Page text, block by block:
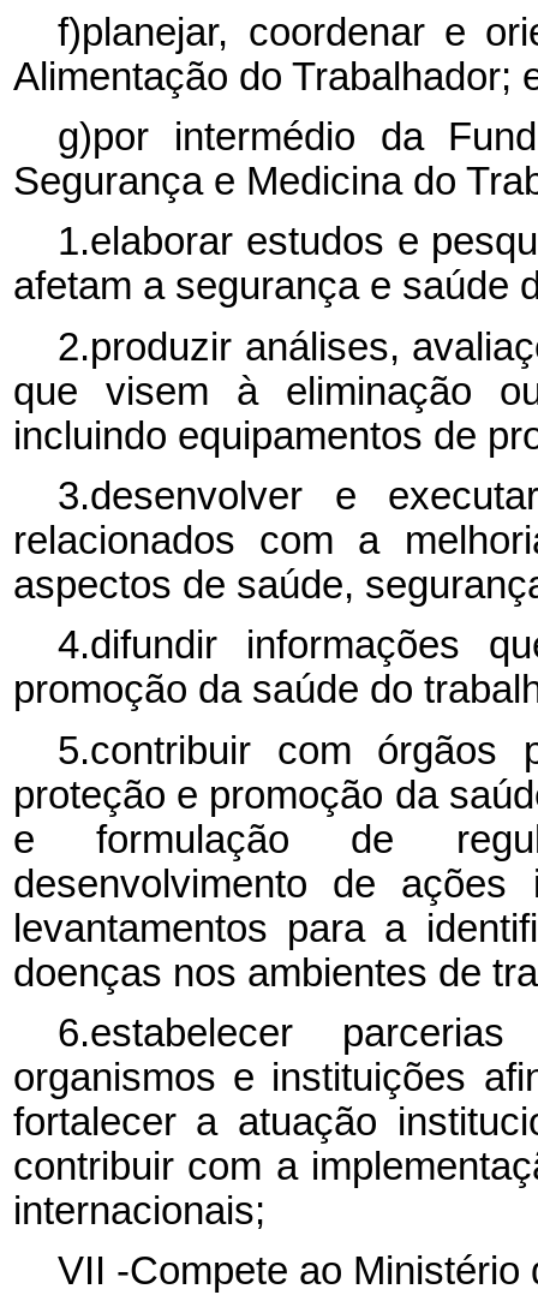
f)planejar, coordenar e
Alimentação do Trabalhador;
g)por intermédio da
Segurança e Medicina do
1.elaborar estudos e
afetam a segurança e saúde
2.produzir análises,
que visem à eliminação
incluindo equipamentos de
3.desenvolver e
relacionados com a
aspectos de saúde,
4.difundir informações
promoção da saúde do
5.contribuir com órgãos
proteção e promoção da
e formulação de
desenvolvimento de ações
levantamentos para a
doenças nos ambientes de
6.estabelecer
organismos e instituições
fortalecer a atuação
contribuir com a
internacionais;
VII -Compete ao Ministério